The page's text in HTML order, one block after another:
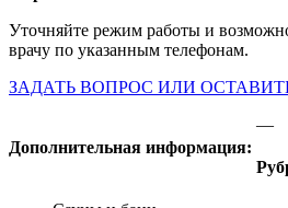
Уточняйте режим работы и
врачу по указанным телефонам.
ЗАДАТЬ ВОПРОС ИЛИ
Дополнительная информация:
—